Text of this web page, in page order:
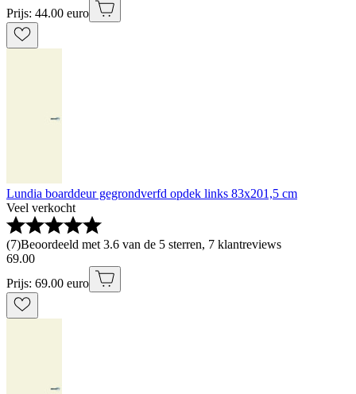
Prijs: 44.00 euro
Lundia boarddeur gegrondverfd opdek links 83x201,5 cm
Veel verkocht
(7)Beoordeeld met 3.6 van de 5 sterren, 7 klantreviews
69.00
Prijs: 69.00 euro